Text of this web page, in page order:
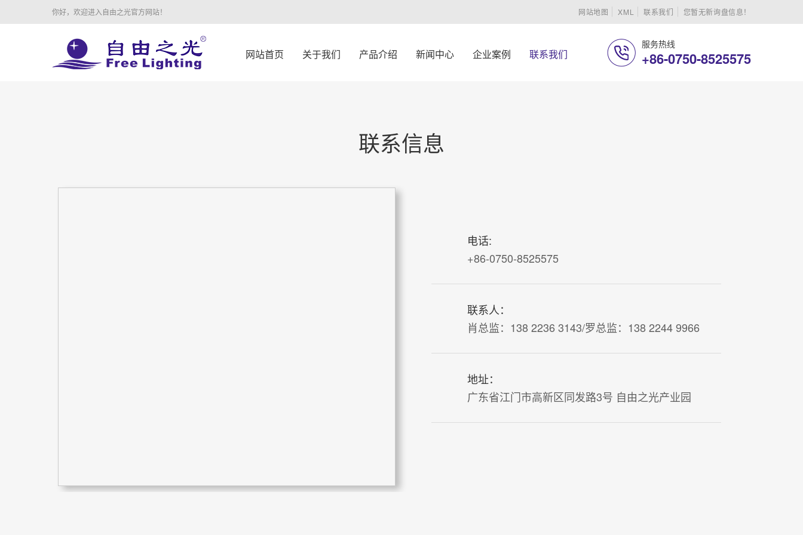
你好，欢迎进入自由之光官方网站！ 网站地图 XML 联系我们 您暂无新询盘信息！
网站首页 关于我们 产品介绍 新闻中心 企业案例 联系我们
服务热线
+86-0750-8525575
联系信息
电话:
+86-0750-8525575
联系人：
肖总监：138 2236 3143/罗总监：138 2244 9966
地址：
广东省江门市高新区同发路3号 自由之光产业园